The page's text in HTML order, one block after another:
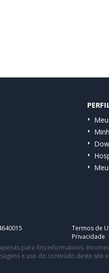
Termos de
Privacidade
para fins informativos.
e uso do conteúdo deste site